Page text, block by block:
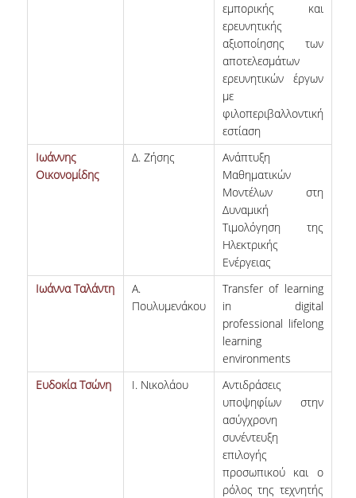
ΜΕΤΑΔΙΔΑΚΤΟΡΙΚΟΙ ΕΡΕΥΝΗΤΕΣ
ΜΗΤΡΩΟ ΜΕΛΩΝ ΤΜΗΜΑΤΟΣ
ΟΔΗΓΟΣ ΚΑΙ ΚΑΤΕΥΘΥΝΣΕΙΣ ΣΠΟΥΔΩΝ
ΜΑΘΗΜΑΤΑ ΠΡΟΓΡΑΜΜΑΤΟΣ ΣΠΟΥΔΩΝ
ΜΑΘΗΜΑΤΑ ΕΛΕΥΘΕΡΗΣ ΕΠΙΛΟΓΗΣ ΑΠΟ
ΠΡΑΚΤΙΚΗ ΑΣΚΗΣΗ ΚΑΙ ΠΤΥΧΙΑΚΗ ΕΡΓΑΣΙΑ
ΕΥΚΑΙΡΙΕΣ ΓΙΑ ΠΡΑΚΤΙΚΗ ΑΣΚΗΣΗ
TESTIMONIALS ΠΡΑΚΤΙΚΗΣ ΑΣΚΗΣΗΣ
ΔΙΑΧΕΙΡΙΣΗ ΠΑΡΑΠΟΝΩΝ ΦΟΙΤΗΤΩΝ
εμπορικής και
ερευνητικής
αξιοποίησης των
αποτελεσμάτων
ερευνητικών έργων
με
φιλοπεριβαλλοντική
εστίαση
Ιωάννης
Οικονομίδης
Δ. Ζήσης
Ανάπτυξη
Μαθηματικών
Μοντέλων στη
Δυναμική
Τιμολόγηση της
Ηλεκτρικής
Ενέργειας
Ιωάννα Ταλάντη
Α.
Πουλυμενάκου
Transfer of learning
in digital
professional lifelong
learning
environments
Ευδοκία Τσώνη
Ι. Νικολάου
Αντιδράσεις
υποψηφίων στην
ασύγχρονη
συνέντευξη
επιλογής
προσωπικού και ο
ρόλος της τεχνητής